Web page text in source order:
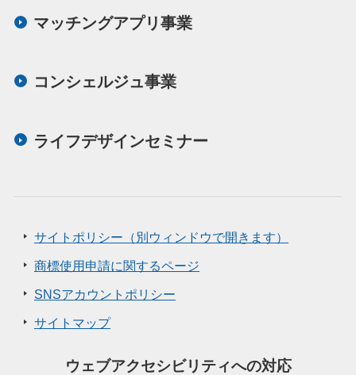
マッチングアプリ事業
コンシェルジュ事業
ライフデザインセミナー
サイトポリシー（別ウィンドウで開きます）
商標使用申請に関するページ
SNSアカウントポリシー
サイトマップ
ウェブアクセシビリティへの対応